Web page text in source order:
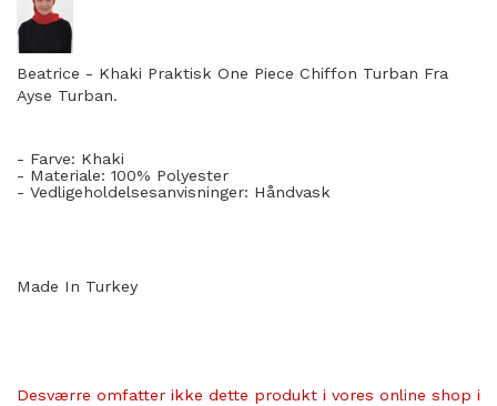
Beatrice - Khaki Praktisk One Piece Chiffon Turban Fra
Ayse Turban.
- Farve: Khaki
- Materiale: 100% Polyester
- Vedligeholdelsesanvisninger: Håndvask
Made In Turkey
Desværre omfatter ikke dette produkt i vores online shop i